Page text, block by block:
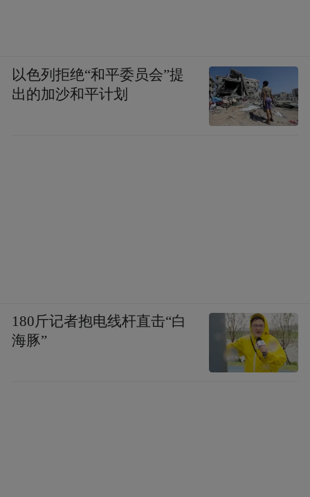
以色列拒绝“和平委员会”提
出的加沙和平计划
180斤记者抱电线杆直击“白
海豚”